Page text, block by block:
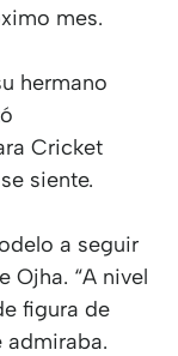
mes.
hermano
Cricket
siente.
a seguir
Ojha. “A nivel
figura de
admiraba.